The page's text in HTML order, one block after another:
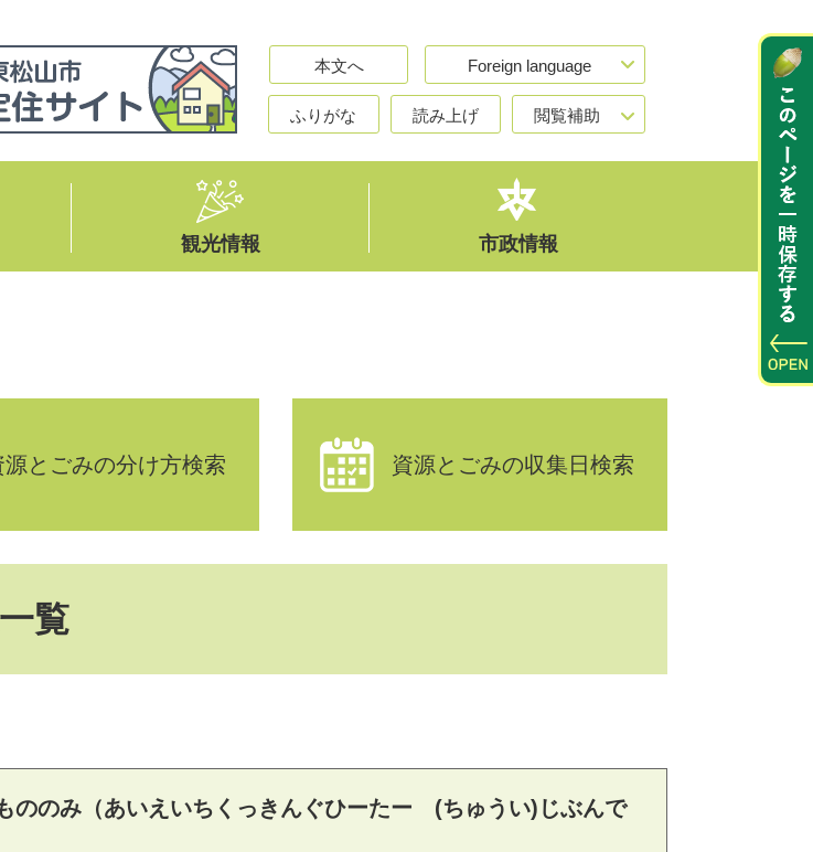
本文へ Foreign language
ふりがな 読み上げ 閲覧補助
観光情報 市政情報
源とごみの分け方検索 資源とごみの収集日検索
覧
のみ（あいえいちくっきんぐひーたー (ちゅうい)じぶんで